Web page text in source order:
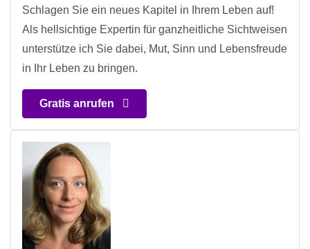
Schlagen Sie ein neues Kapitel in Ihrem Leben auf!
Als hellsichtige Expertin für ganzheitliche Sichtweisen
unterstütze ich Sie dabei, Mut, Sinn und Lebensfreude
in Ihr Leben zu bringen.
Gratis anrufen